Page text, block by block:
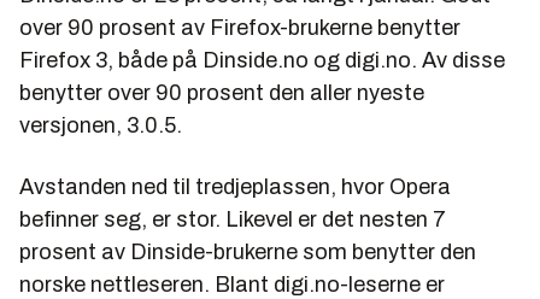
over 90 prosent av Firefox-brukerne benytter
Firefox 3, både på Dinside.no og digi.no. Av disse
benytter over 90 prosent den aller nyeste
versjonen, 3.0.5.
Avstanden ned til tredjeplassen, hvor Opera
befinner seg, er stor. Likevel er det nesten 7
prosent av Dinside-brukerne som benytter den
norske nettleseren. Blant digi.no-leserne er